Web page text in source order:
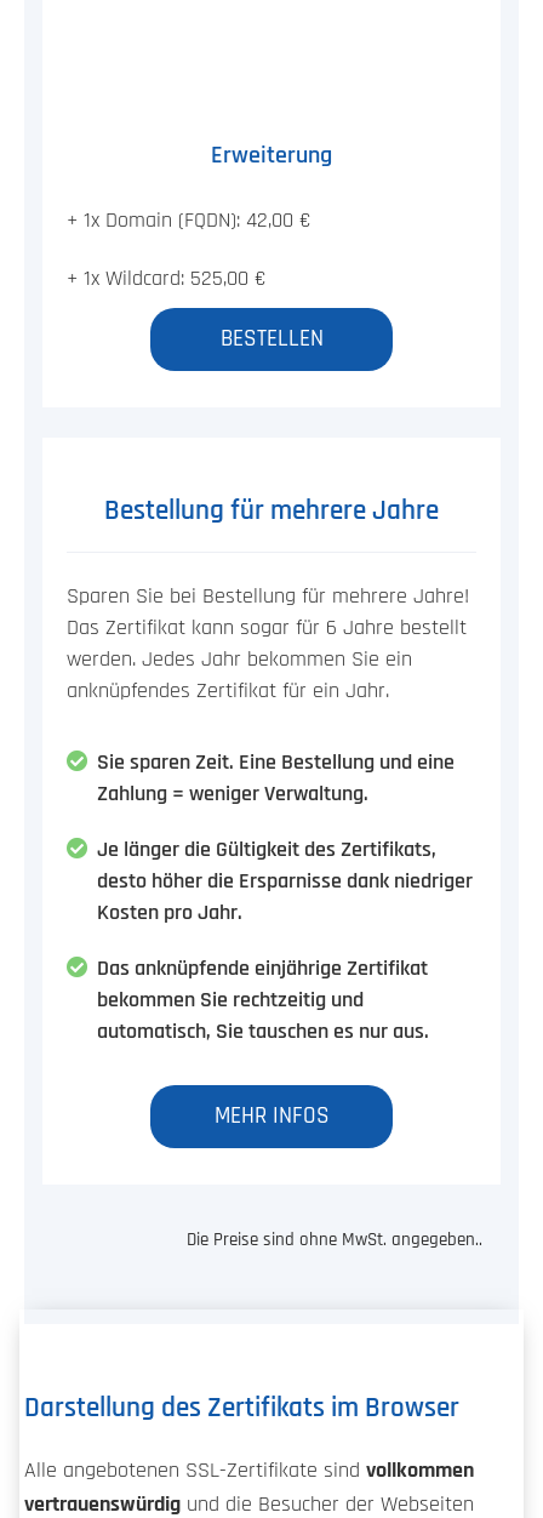
Erweiterung
+ 1x Domain (FQDN): 42,00 €
+ 1x Wildcard: 525,00 €
BESTELLEN
Bestellung für mehrere Jahre
Sparen Sie bei Bestellung für mehrere Jahre!
Das Zertifikat kann sogar für 6 Jahre bestellt
werden. Jedes Jahr bekommen Sie ein
anknüpfendes Zertifikat für ein Jahr.
Sie sparen Zeit. Eine Bestellung und eine
Zahlung = weniger Verwaltung.
Je länger die Gültigkeit des Zertifikats,
desto höher die Ersparnisse dank niedriger
Kosten pro Jahr.
Das anknüpfende einjährige Zertifikat
bekommen Sie rechtzeitig und
automatisch, Sie tauschen es nur aus.
MEHR INFOS
Die Preise sind ohne MwSt. angegeben..
Darstellung des Zertifikats im Browser
Alle angebotenen SSL-Zertifikate sind vollkommen
vertrauenswürdig und die Besucher der Webseiten